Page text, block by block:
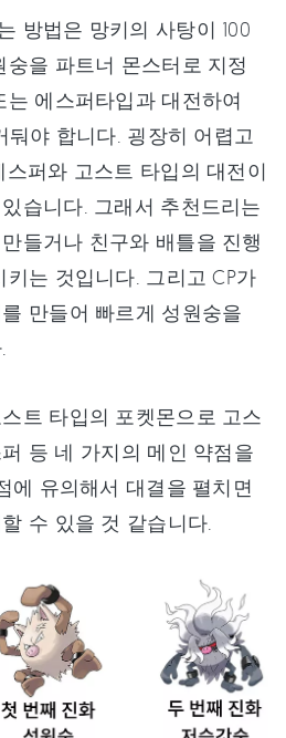
방법은 망키의 사탕이 100
을 파트너 몬스터로 지정
에스퍼타입과 대전하여
둬야 합니다. 굉장히 어렵고
퍼와 고스트 타입의 대전이
습니다. 그래서 추천드리는
들거나 친구와 배틀을 진행
는 것입니다. 그리고 CP가
만들어 빠르게 성원숭을
트 타입의 포켓몬으로 고스
등 네 가지의 메인 약점을
에 유의해서 대결을 펼치면
수 있을 것 같습니다.